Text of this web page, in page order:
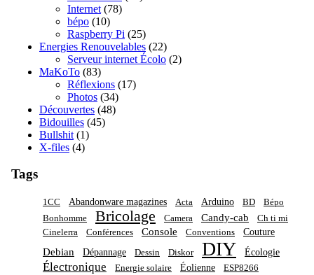
Internet (78)
bépo (10)
Raspberry Pi (25)
Energies Renouvelables (22)
Serveur internet Écolo (2)
MaKoTo (83)
Réflexions (17)
Photos (34)
Découvertes (48)
Bidouilles (45)
Bullshit (1)
X-files (4)
Tags
1CC Abandonware magazines Acta Arduino BD
Bépo
Bonhomme
Bricolage Camera Candy-cab
Ch ti mi
Cinelerra
Conférences Console Conventions Couture
Debian Dépannage Dessin Diskor DIY Écologie
Électronique Energie solaire Éolienne
ESP8266